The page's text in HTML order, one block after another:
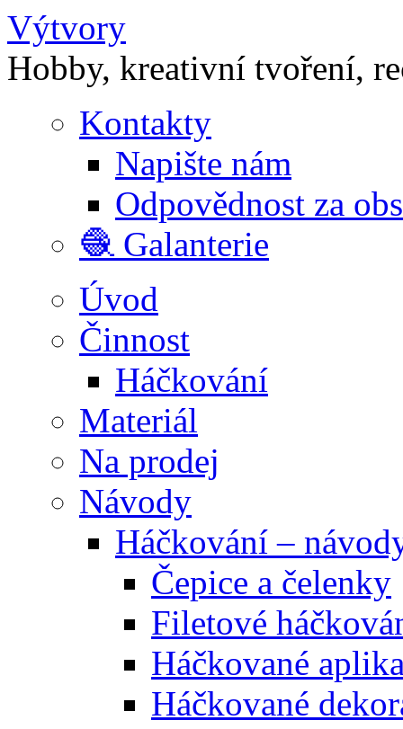
Výtvory
Hobby, kreativní tvoření,
Kontakty
Napište nám
Odpovědnost za
🧶 Galanterie
Úvod
Činnost
Háčkování
Materiál
Na prodej
Návody
Háčkování –
Čepice a čelenky
Filetové
Háčkované
Háčkované